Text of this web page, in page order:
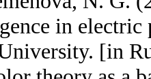
in electric
[in